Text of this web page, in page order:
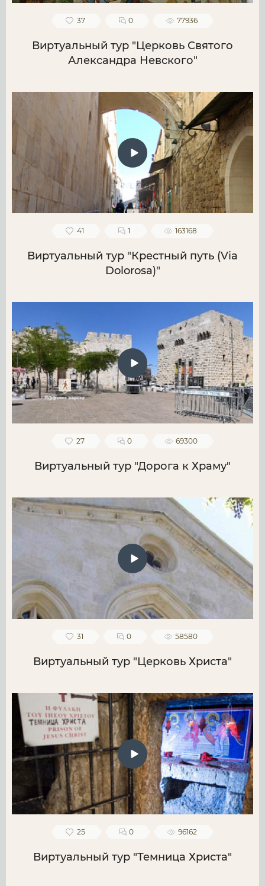
37 0 77936
Виртуальный тур "Церковь Святого
Александра Невского"
41 1 163168
Виртуальный тур "Крестный путь (Via
Dolorosa)"
27 0 69300
Виртуальный тур "Дорога к Храму"
31 0 58580
Виртуальный тур "Церковь Христа"
25 0 96162
Виртуальный тур "Темница Христа"